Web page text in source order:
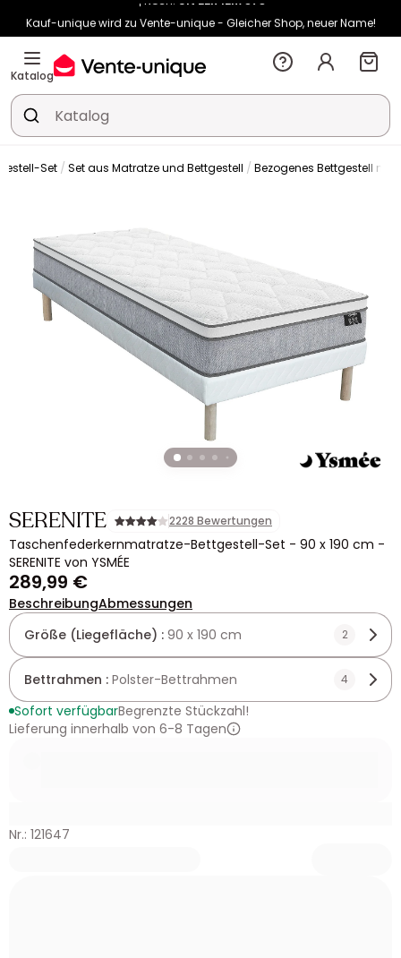
Kauf-unique wird zu Vente-unique - Gleicher Shop, neuer Name!
-10% ab 400€ mitHEAT10auf Vente-unique-Produkte
Noch:
Katalog
Set Set aus Matratze und Bettgestell Bezogenes Bettgestell mit
SERENITE 2228 Bewertungen
Taschenfederkernmatratze-Bettgestell-Set - 90 x 190 cm -
SERENITE von YSMÉE
289,99 €
BeschreibungAbmessungen
Größe (Liegefläche) : 90 x 190 cm 2
Bettrahmen : Polster-Bettrahmen 4
Sofort verfügbarBegrenzte Stückzahl!
Lieferung innerhalb von 6-8 Tagen
Nr.: 121647